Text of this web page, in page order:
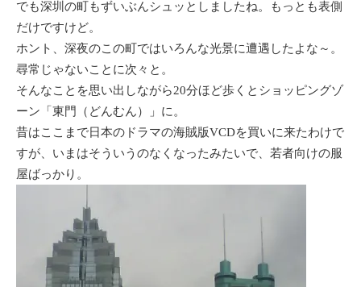
でも深圳の町もずいぶんシュッとしましたね。もっとも表側
だけですけど。
ホント、深夜のこの町ではいろんな光景に遭遇したよな～。
尋常じゃないことに次々と。
そんなことを思い出しながら20分ほど歩くとショッピングゾ
ーン 「東門（どんむん）」に。
昔はここまで日本のドラマの海賊版VCDを買いに来たわけで
すが、いまはそういうのなくなったみたいで、若者向けの服
屋ばっかり。